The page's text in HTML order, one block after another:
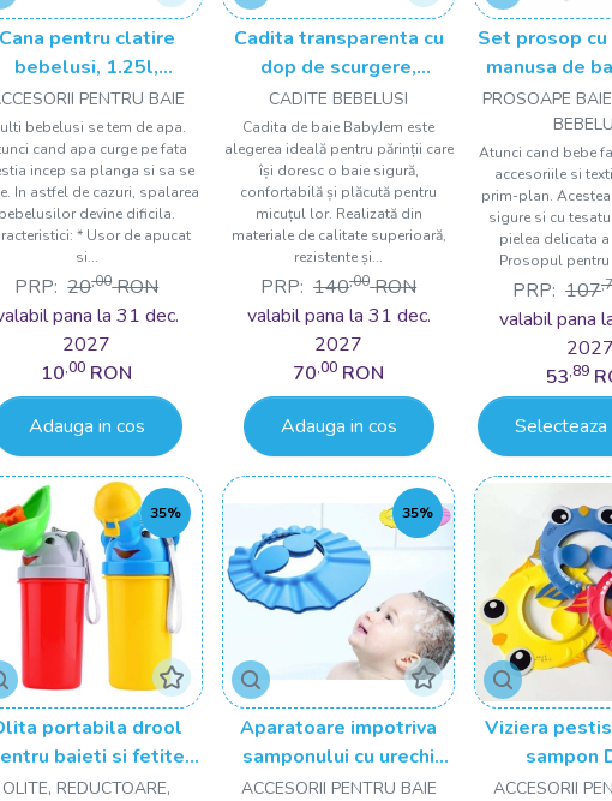
Cana pentru clatire
bebelusi, 1.25l,
BabyJem, gri
PENTRU BAIE
bebelusi se tem de apa.
cand apa curge pe fata
incep sa planga si sa se
In astfel de cazuri, spalarea
bebelusilor devine dificila.
* Usor de apucat
si...
PRP: 20,00 RON
pana la 31 dec.
2027
10,00 RON
Adauga in cos
Cadita transparenta cu
dop de scurgere,
Babyjem
CADITE BEBELUSI
Cadita de baie BabyJem este
alegerea ideală pentru părinții care
își doresc o baie sigură,
confortabilă și plăcută pentru
micuțul lor. Realizată din
materiale de calitate superioară,
rezistente și...
PRP: 140,00 RON
valabil pana la 31 dec.
2027
70,00 RON
Adauga in cos
Set prosop cu
manusa de
copii
PROSOAPE
Atunci cand bebe
accesoriile si
prim-plan.
sigure si cu
pielea delicata
Prosopul
PRP: 107
valabil pana
2027
53,89
Selecteaza
35%
portabila drool
baieti si fetite
Drool
OLITE, REDUCTOARE,
35%
Aparatoare impotriva
samponului cu urechi
Drool
ACCESORII PENTRU BAIE
Viziera
sampon
ACCESORII